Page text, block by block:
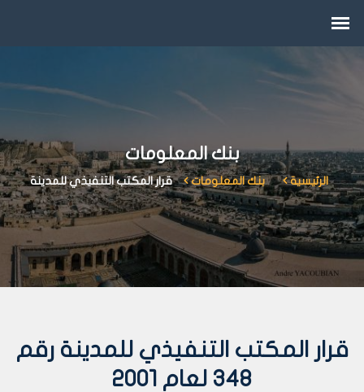
بنك المعلومات
الرئيسية بنك المعلومات قرار المكتب التنفيذي للمدينة
قرار المكتب التنفيذي للمدينة رقم
348 لعام 2001